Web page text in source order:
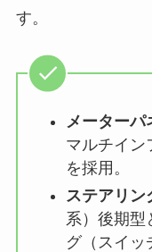
す。
メーターパ
マルチイン
を採用。
ステアリン
系）後期型
グ（スイッ